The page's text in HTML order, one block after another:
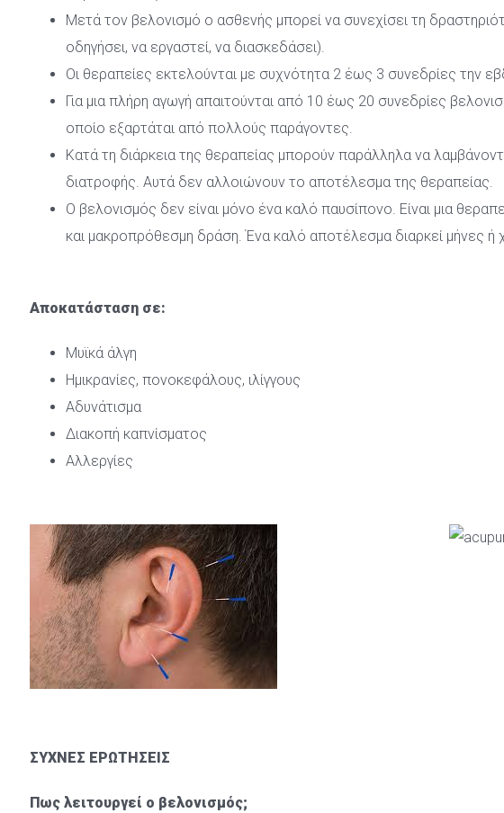
Μετά τον βελονισμό ο ασθενής μπορεί να συνεχίσει τη
οδηγήσει, να εργαστεί, να διασκεδάσει).
Οι θεραπείες εκτελούνται με συχνότητα 2 έως 3 συνεδρίες την
Για μια πλήρη αγωγή απαιτούνται από 10 έως 20 συνεδρίες
οποίο εξαρτάται από πολλούς παράγοντες.
Κατά τη διάρκεια της θεραπείας μπορούν παράλληλα να
διατροφής. Αυτά δεν αλλοιώνουν το αποτέλεσμα της θεραπείας.
Ο βελονισμός δεν είναι μόνο ένα καλό παυσίπονο. Είναι μια
και μακροπρόθεσμη δράση. Ένα καλό αποτέλεσμα διαρκεί μήνες ή
Αποκατάσταση σε:
Μυϊκά άλγη
Ημικρανίες, πονοκεφάλους, ιλίγγους
Αδυνάτισμα
Διακοπή καπνίσματος
Αλλεργίες
ΣΥΧΝΕΣ ΕΡΩΤΗΣΕΙΣ
Πως λειτουργεί ο βελονισμός;